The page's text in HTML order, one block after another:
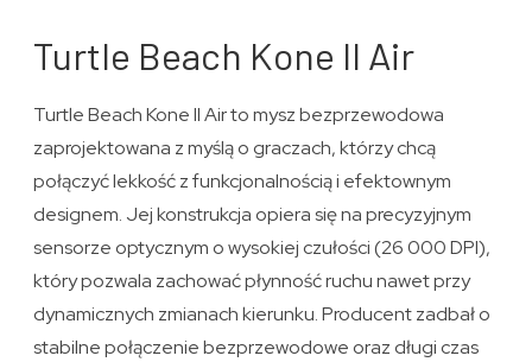
Turtle Beach Kone II Air
Turtle Beach Kone II Air to mysz bezprzewodowa
zaprojektowana z myślą o graczach, którzy chcą
połączyć lekkość z funkcjonalnością i efektownym
designem. Jej konstrukcja opiera się na precyzyjnym
sensorze optycznym o wysokiej czułości (26 000 DPI),
który pozwala zachować płynność ruchu nawet przy
dynamicznych zmianach kierunku. Producent zadbał o
stabilne połączenie bezprzewodowe oraz długi czas